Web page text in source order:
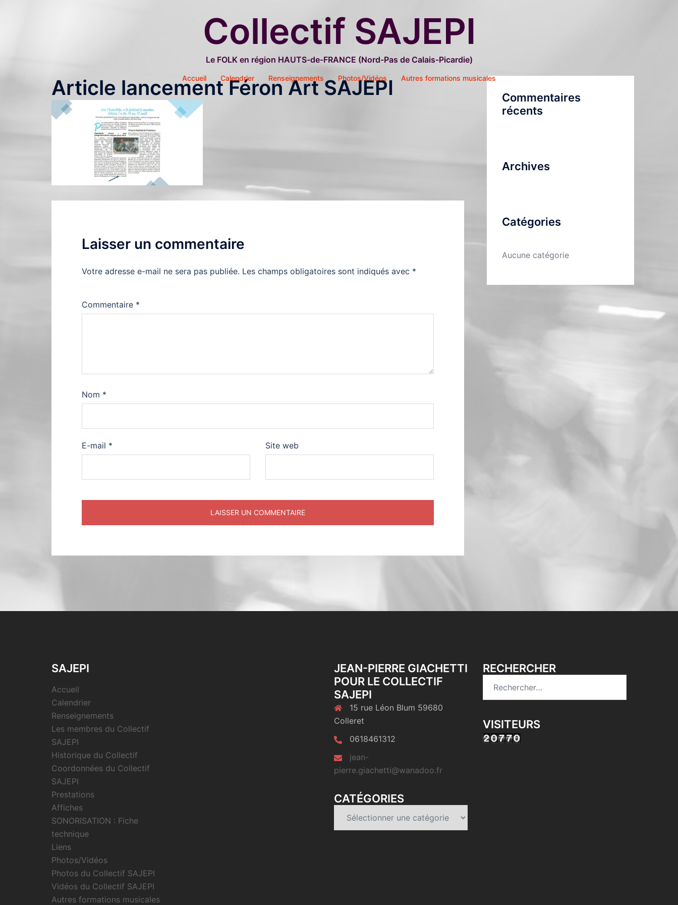
Collectif SAJEPI
Le FOLK en région HAUTS-de-FRANCE (Nord-Pas de Calais-Picardie)
Accueil Calendrier Renseignements Photos/Vidéos Autres formations musicales
Article lancement Féron Art SAJEPI
Laisser un commentaire
Votre adresse e-mail ne sera pas publiée. Les champs obligatoires sont indiqués avec *
Commentaire *
Nom *
E-mail * Site web
Commentaires
récents
Archives
Catégories
Aucune catégorie
SAJEPI
Accueil
Calendrier
Renseignements
Les membres du Collectif
SAJEPI
Historique du Collectif
Coordonnées du Collectif
SAJEPI
Prestations
Affiches
SONORISATION : Fiche
technique
Liens
Photos/Vidéos
Photos du Collectif SAJEPI
Vidéos du Collectif SAJEPI
Autres formations musicales
JEAN-PIERRE GIACHETTI
POUR LE COLLECTIF
SAJEPI
15 rue Léon Blum 59680
Colleret
0618461312
jean-
pierre.giachetti@wanadoo.fr
CATÉGORIES
RECHERCHER
VISITEURS